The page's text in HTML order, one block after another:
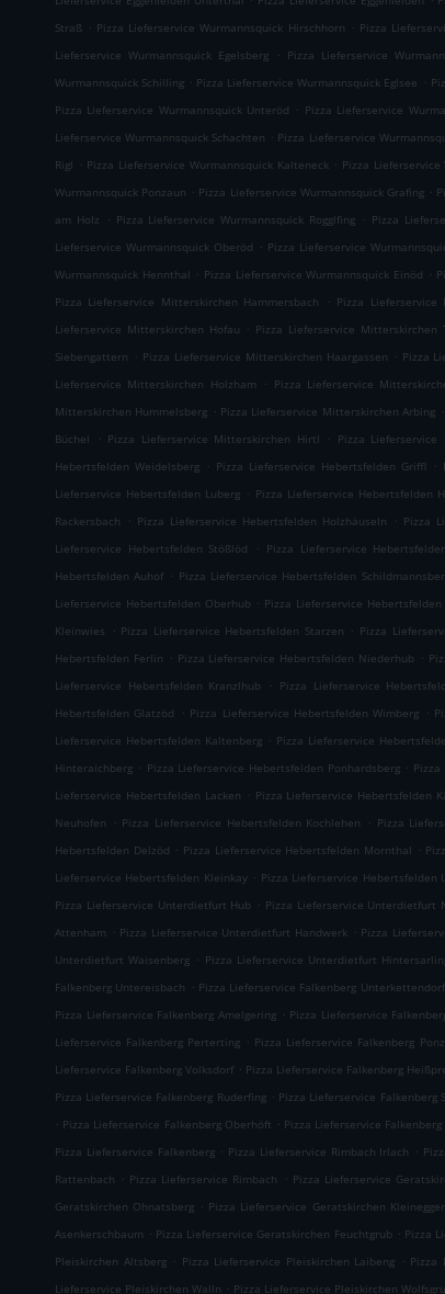
Straß . Pizza Lieferservice Wurmannsquick Hirschhorn . Pizza
Lieferservice Wurmannsquick Egelsberg
. Pizza Lieferservice
Wurmannsquick Schilling . Pizza Lieferservice Wurmannsquick Eglsee .
Pizza Lieferservice Wurmannsquick Unteröd . Pizza Lieferservice
Lieferservice Wurmannsquick Schachten . Pizza Lieferservice
Rigl . Pizza Lieferservice Wurmannsquick Kalteneck . Pizza
Wurmannsquick Ponzaun . Pizza Lieferservice Wurmannsquick Grafing .
am Holz
. Pizza Lieferservice Wurmannsquick Rogglfing . Pizza
Lieferservice Wurmannsquick Oberöd . Pizza Lieferservice
Wurmannsquick Hennthal . Pizza Lieferservice Wurmannsquick Einöd .
Pizza Lieferservice Mitterskirchen Hammersbach
. Pizza Lieferservice
Lieferservice Mitterskirchen Hofau . Pizza Lieferservice Mitterskirchen
Siebengattern . Pizza Lieferservice Mitterskirchen Haargassen . Pizza
Lieferservice Mitterskirchen Holzham
. Pizza Lieferservice
Mitterskirchen Hummelsberg . Pizza Lieferservice Mitterskirchen Arbing .
Büchel
. Pizza Lieferservice Mitterskirchen Hirtl . Pizza Lieferservice
Hebertsfelden Weidelsberg . Pizza Lieferservice Hebertsfelden Griffl .
Lieferservice Hebertsfelden Luberg . Pizza Lieferservice Hebertsfelden
Rackersbach
. Pizza Lieferservice Hebertsfelden Holzhäuseln . Pizza
Lieferservice Hebertsfelden Stößlöd
. Pizza Lieferservice
Hebertsfelden Auhof . Pizza Lieferservice Hebertsfelden
Lieferservice Hebertsfelden Oberhub . Pizza Lieferservice Hebertsfelden
Kleinwies
. Pizza Lieferservice Hebertsfelden Starzen . Pizza
Hebertsfelden Ferlin . Pizza Lieferservice Hebertsfelden Niederhub .
Lieferservice Hebertsfelden Kranzlhub
. Pizza Lieferservice
Hebertsfelden Glatzöd
. Pizza Lieferservice Hebertsfelden Wimberg .
Lieferservice Hebertsfelden Kaltenberg . Pizza Lieferservice
Hinteraichberg . Pizza Lieferservice Hebertsfelden Ponhardsberg .
Lieferservice Hebertsfelden Lacken . Pizza Lieferservice Hebertsfelden
Neuhofen
. Pizza Lieferservice Hebertsfelden Kochlehen . Pizza
Hebertsfelden Delzöd . Pizza Lieferservice Hebertsfelden Mornthal .
Lieferservice Hebertsfelden Kleinkay . Pizza Lieferservice Hebertsfelden
Pizza Lieferservice Unterdietfurt Hub . Pizza Lieferservice Unterdietfurt
Attenham . Pizza Lieferservice Unterdietfurt Handwerk . Pizza
Unterdietfurt Waisenberg . Pizza Lieferservice Unterdietfurt
Falkenberg Untereisbach . Pizza Lieferservice Falkenberg Unterkettendorf
Pizza Lieferservice Falkenberg Amelgering . Pizza Lieferservice
Lieferservice Falkenberg Perterting . Pizza Lieferservice Falkenberg
Lieferservice Falkenberg Volksdorf . Pizza Lieferservice Falkenberg
Pizza Lieferservice Falkenberg Ruderfing . Pizza Lieferservice Falkenberg
. Pizza Lieferservice Falkenberg Oberhöft . Pizza Lieferservice
Pizza Lieferservice Falkenberg . Pizza Lieferservice Rimbach Irlach .
Rattenbach . Pizza Lieferservice Rimbach . Pizza Lieferservice
Geratskirchen Ohnatsberg . Pizza Lieferservice Geratskirchen
Asenkerschbaum . Pizza Lieferservice Geratskirchen Feuchtgrub . Pizza
Pleiskirchen Altsberg . Pizza Lieferservice Pleiskirchen Laibeng . Pizza
Lieferservice Pleiskirchen Walln . Pizza Lieferservice Pleiskirchen